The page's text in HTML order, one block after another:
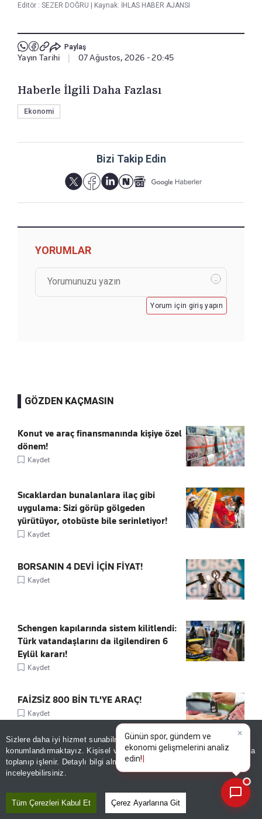
Sizlere daha iyi hizmet sunabilmek adına sitemizdeçerez
konumlandırmaktayız. Kişisel verileriniz, KVKK ve GDPR kapsamında
toplanıp işlenir. Detaylı bilgi almak için
inceleyebilirsiniz.
Tüm Çerezleri Kabul Et Çerez Ayarlarına Git
Editör : SEZER DOĞRU | Kaynak: İHLAS HABER AJANSI
Paylaş
Yayın Tarihi 07 Ağustos, 2026 - 20:45
Haberle İlgili Daha Fazlası
Ekonomi
Bizi Takip Edin
YORUMLAR
Yorum için giriş yapın
GÖZDEN KAÇMASIN
Konut ve araç finansmanında kişiye özel
dönem!
Kaydet
Sıcaklardan bunalanlara ilaç gibi
uygulama: Sizi görüp gölgeden
yürütüyor, otobüste bile serinletiyor!
Kaydet
BORSANIN 4 DEVİ İÇİN FİYAT!
Kaydet
Schengen kapılarında sistem kilitlendi:
Türk vatandaşlarını da ilgilendiren 6
Eylül kararı!
Kaydet
FAİZSİZ 800 BİN TL'YE ARAÇ!
Kaydet
ÖNE ÇIKANLAR
Günün spor, gündem v